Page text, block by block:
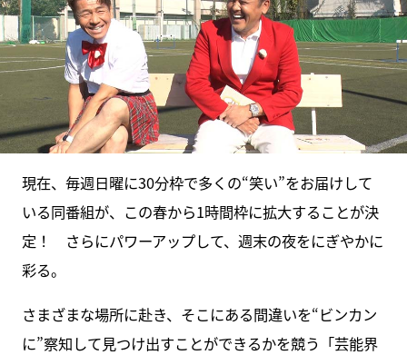
現在、毎週日曜に30分枠で多くの“笑い”をお届けして
いる同番組が、この春から1時間枠に拡大することが決
定！ さらにパワーアップして、週末の夜をにぎやかに
彩る。
さまざまな場所に赴き、そこにある間違いを“ビンカン
に”察知して見つけ出すことができるかを競う「芸能界